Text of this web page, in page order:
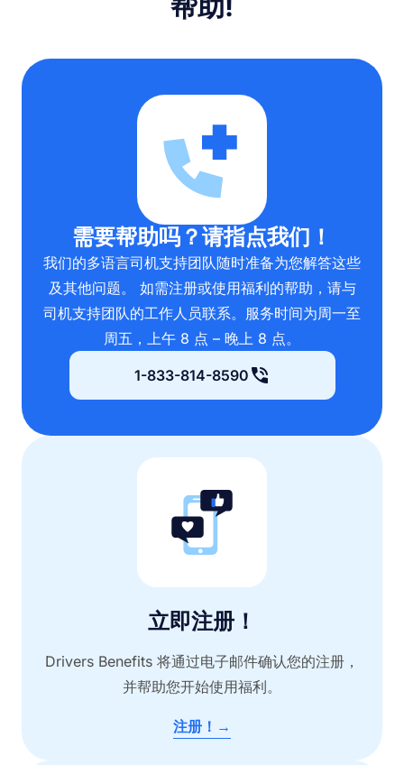
需要帮助吗？请指点我们！
我们的多语言司机支持团队随时准备为您解答这些
及其他问题。 如需注册或使用福利的帮助，请与
司机支持团队的工作人员联系。服务时间为周一至
周五，上午 8 点 – 晚上 8 点。
1-833-814-8590
立即注册！
Drivers Benefits 将通过电子邮件确认您的注册，
并帮助您开始使用福利。
注册！→